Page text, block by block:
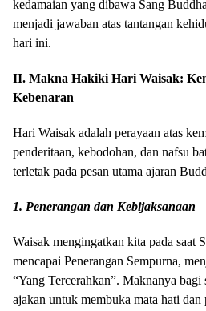
kedamaian yang dibawa Sang
menjadi jawaban atas tantangan
hari ini.
II. Makna Hakiki Hari Waisak:
Kebenaran
Hari Waisak adalah perayaan atas
penderitaan, kebodohan, dan nafsu
terletak pada pesan utama ajaran
1. Penerangan dan Kebijaksanaan
Waisak mengingatkan kita pada saat
mencapai Penerangan Sempurna,
“Yang Tercerahkan”. Maknanya bagi
ajakan untuk membuka mata hati